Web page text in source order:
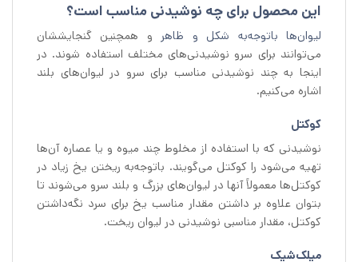
این محصول برای چه نوشیدنی مناسب است؟
لیوان‌ها باتوجه‌به شکل و ظاهر و همچنین گنجایششان
می‌توانند برای سرو نوشیدنی‌های مختلف استفاده شوند. در
اینجا به چند نوشیدنی مناسب برای سرو در لیوان‌های بلند
اشاره می‌کنیم.
کوکتل
نوشیدنی که با استفاده از مخلوط چند میوه و یا عصاره آن‌ها
تهیه می‌شود را کوکتل می‌گویند. باتوجه‌به ریختن یخ زیاد در
کوکتل‌ها معمولاً آنها در لیوان‌های بزرگ و بلند سرو می‌شوند تا
بتوان علاوه بر داشتن مقدار مناسب یخ برای سرد نگه‌داشتن
کوکتل، مقدار مناسبی نوشیدنی در لیوان ریخت.
میلک‌شیک